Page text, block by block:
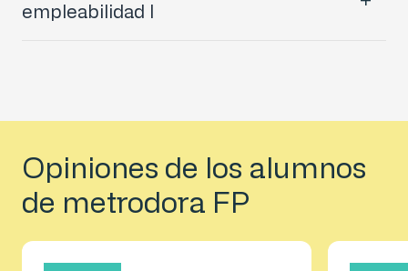
empleabilidad I
Opiniones de los alumnos
de metrodora FP